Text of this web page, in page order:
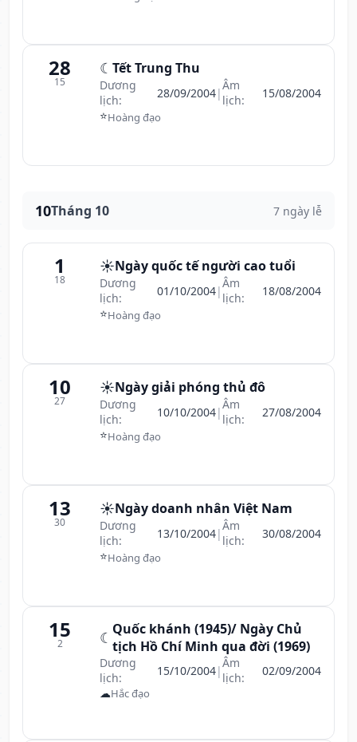
28
15
☾ Tết Trung Thu
Dương
lịch:
28/09/2004|Âm
lịch:
15/08/2004
⭐Hoàng đạo
10Tháng 10 7 ngày lễ
1
18
☀️Ngày quốc tế người cao tuổi
Dương
lịch:
01/10/2004|Âm
lịch:
18/08/2004
⭐Hoàng đạo
10
27
☀️Ngày giải phóng thủ đô
Dương
lịch:
10/10/2004|Âm
lịch:
27/08/2004
⭐Hoàng đạo
13
30
☀️Ngày doanh nhân Việt Nam
Dương
lịch:
13/10/2004|Âm
lịch:
30/08/2004
⭐Hoàng đạo
15
2 ☾ Quốc khánh (1945)/ Ngày Chủ
tịch Hồ Chí Minh qua đời (1969)
Dương
lịch:
15/10/2004|Âm
lịch:
02/09/2004
☁Hắc đạo